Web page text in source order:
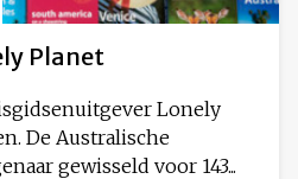
Planet
Lonely
De Australische
gewisseld voor 143...